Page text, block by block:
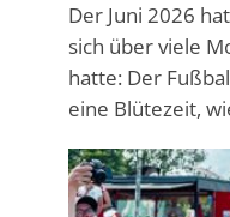
Der Juni 2026
sich über viele
hatte: Der
eine Blütezeit,